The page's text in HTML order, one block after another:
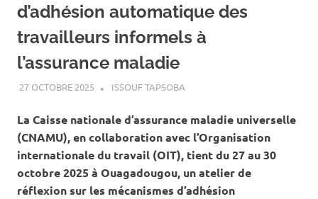
d’adhésion automatique des
travailleurs informels à
l’assurance maladie
27 OCTOBRE 2025 ISSOUF TAPSOBA
La Caisse nationale d’assurance maladie universelle
(CNAMU), en collaboration avec l’Organisation
internationale du travail (OIT), tient du 27 au 30
octobre 2025 à Ouagadougou, un atelier de
réflexion sur les mécanismes d’adhésion